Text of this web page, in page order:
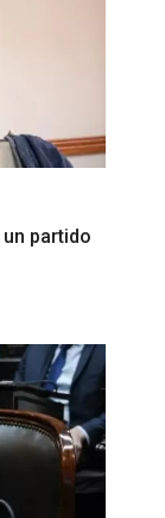
partido